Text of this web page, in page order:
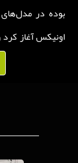
اونیکس آغاز
تولید ،روند